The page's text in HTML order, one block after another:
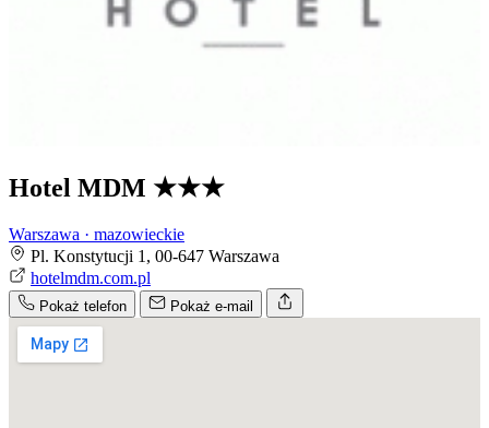
Hotel MDM ★★★
Warszawa · mazowieckie
Pl. Konstytucji 1, 00-647 Warszawa
hotelmdm.com.pl
Pokaż telefon Pokaż e-mail